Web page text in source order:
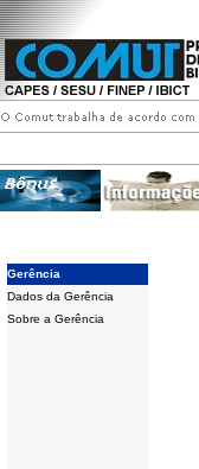
Gerência
Dados da Gerência
Sobre a Gerência